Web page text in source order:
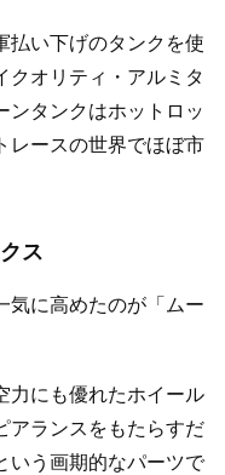
払い下げのタンクを使
クオリティ・アルミタ
ンタンクはホットロッ
レースの世界でほぼ市
ス
気に高めたのが「ムー
力にも優れたホイール
アランスをもたらすだ
いう画期的なパーツで